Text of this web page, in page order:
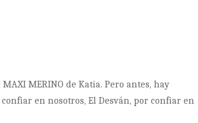
MERINO de Katia. Pero antes, hay
en nosotros, El Desván, por confiar en